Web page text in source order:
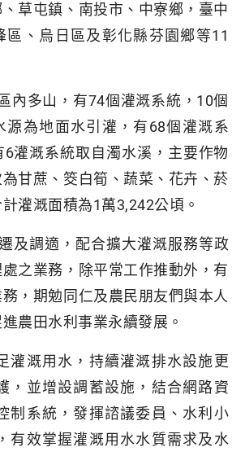
草屯鎮、南投市、中寮鄉，臺中
區、烏日區及彰化縣芬園鄉等11
多山，有74個灌溉系統，10個
源為地面水引灌，有68個灌溉系
灌溉系統取自濁水溪，主要作物
甘蔗、筊白筍、蔬菜、花卉、菸
灌溉面積為1萬3,242公頃。
調適，配合擴大灌溉服務等政
之業務，除平常工作推動外，有
，期勉同仁及農民朋友們與本人
農田水利事業永續發展。
灌溉用水，持續灌溉排水設施更
，並增設調蓄設施，結合網路資
制系統，發揮諮議委員、水利小
有效掌握灌溉用水水質需求及水